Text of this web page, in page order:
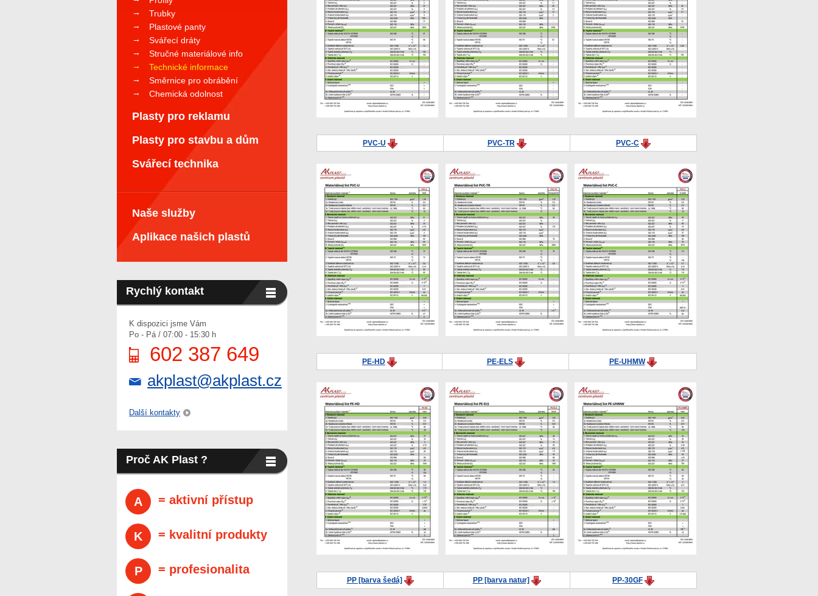
PVC-U PVC-TR PVC-C
PE-HD PE-ELS PE-UHMW
PP [barva šedá] PP [barva natur] PP-30GF
Trubky
Plastové panty
Svářecí dráty
Stručné materiálové info
Technické informace
Směrnice pro obrábění
Chemická odolnost
Plasty pro reklamu
Plasty pro stavbu a dům
Svářecí technika
Naše služby
Aplikace našich plastů
Rychlý kontakt
K dispozici jsme Vám
Po - Pá / 07:00 - 15:30 h
602 387 649
akplast@akplast.cz
Další kontakty
Proč AK Plast ?
A = aktivní přístup
K = kvalitní produkty
P = profesionalita